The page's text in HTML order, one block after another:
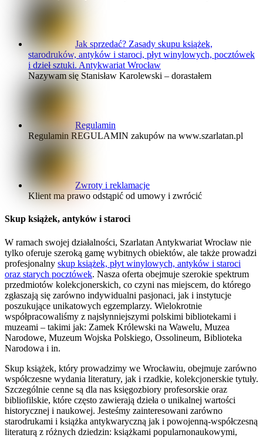
Jak sprzedać? Zasady skupu książek,
starodruków, antyków i staroci, płyt winylowych, pocztówek
i dzieł sztuki. Antykwariat Wrocław
Nazywam się Stanisław Karolewski – dorastałem
Regulamin
Regulamin REGULAMIN zakupów na www.szarlatan.pl
Zwroty i reklamacje
Klient ma prawo odstąpić od umowy i zwrócić
Skup książek, antyków i staroci
W ramach swojej działalności, Szarlatan Antykwariat Wrocław nie
tylko oferuje szeroką gamę wybitnych obiektów, ale także prowadzi
profesjonalny skup książek, płyt winylowych, antyków i staroci
oraz starych pocztówek. Nasza oferta obejmuje szerokie spektrum
przedmiotów kolekcjonerskich, co czyni nas miejscem, do którego
zgłaszają się zarówno indywidualni pasjonaci, jak i instytucje
poszukujące unikatowych egzemplarzy. Wielokrotnie
współpracowaliśmy z najsłynniejszymi polskimi bibliotekami i
muzeami – takimi jak: Zamek Królewski na Wawelu, Muzea
Narodowe, Muzeum Wojska Polskiego, Ossolineum, Biblioteka
Narodowa i in.
Skup książek, który prowadzimy we Wrocławiu, obejmuje zarówno
współczesne wydania literatury, jak i rzadkie, kolekcjonerskie tytuły.
Szczególnie cenne są dla nas księgozbiory profesorskie oraz
bibliofilskie, które często zawierają dzieła o unikalnej wartości
historycznej i naukowej. Jesteśmy zainteresowani zarówno
starodrukami i książka antykwaryczną jak i powojenną-współczesną
literaturą z różnych dziedzin: książkami popularnonaukowymi,